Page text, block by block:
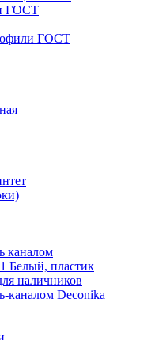
ГОСТ
ГОСТ
каналом
Белый, пластик
наличников
каналом Deconika